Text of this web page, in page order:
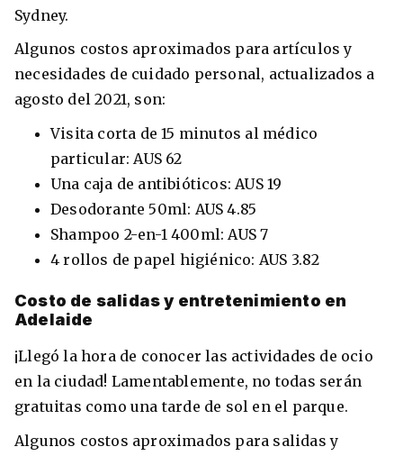
Sydney.
Algunos costos aproximados para artículos y
necesidades de cuidado personal, actualizados a
agosto del 2021, son:
Visita corta de 15 minutos al médico
particular: AUS 62
Una caja de antibióticos: AUS 19
Desodorante 50ml: AUS 4.85
Shampoo 2-en-1 400ml: AUS 7
4 rollos de papel higiénico: AUS 3.82
Costo de salidas y entretenimiento en
Adelaide
¡Llegó la hora de conocer las actividades de ocio
en la ciudad! Lamentablemente, no todas serán
gratuitas como una tarde de sol en el parque.
Algunos costos aproximados para salidas y